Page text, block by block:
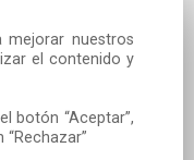
nuestros
el contenido y
botón “Aceptar”,